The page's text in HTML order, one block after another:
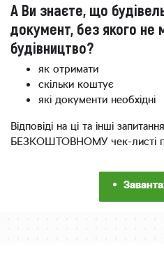
А Ви знаєте, що
документ, без якого не
будівництво?
як отримати
скільки коштує
які документи необхідні
Відповіді на ці та інші
БЕЗКОШТОВНОМУ чек-листі по